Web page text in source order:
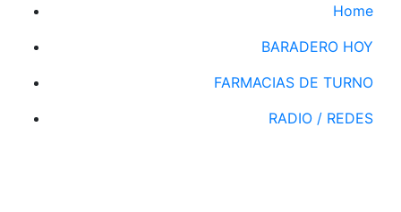
Home
BARADERO HOY
FARMACIAS DE TURNO
RADIO / REDES